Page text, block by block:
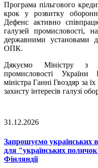
Програма пільгового
крок у розвитку
Дефенс активно
галузей промисловості,
державними установами
ОПК.
Дякуємо Міністру з
промисловості України
міністра Ганні Гвоздяр за
захисту інтересів галузі
31.12.2026
Запрошуємо українських
для "українських
Фінляндії